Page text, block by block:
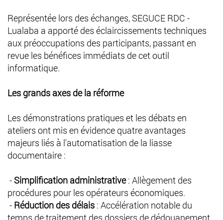
Représentée lors des échanges, SEGUCE RDC -
Lualaba a apporté des éclaircissements techniques
aux préoccupations des participants, passant en
revue les bénéfices immédiats de cet outil
informatique.
Les grands axes de la réforme
Les démonstrations pratiques et les débats en
ateliers ont mis en évidence quatre avantages
majeurs liés à l'automatisation de la liasse
documentaire :
- Simplification administrative: Allègement des
procédures pour les opérateurs économiques.
- Réduction des délais : Accélération notable du